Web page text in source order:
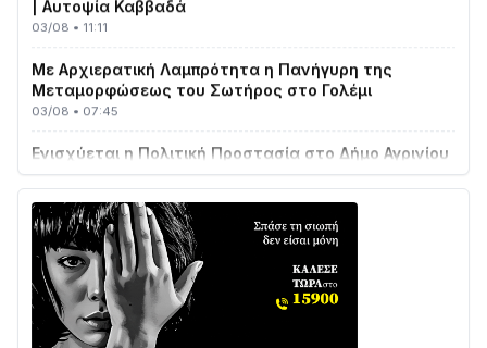
Μεταμορφώσεως του Σωτήρος στο Γολέμι
03/08 • 07:45
με δύο νέα υδροφόρα οχήματα
Διαβάστε την «Ναυπακτία» που κυκλοφορεί
31/07 • 08:16
Δωρίδα για Όλους: «Καμία εκχώρηση των νερών
στην ΕΥΔΑΠ»
28/07 • 21:46